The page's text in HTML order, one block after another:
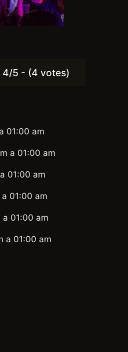
4/5 - (4 votes)
01:00 am
a 01:00 am
01:00 am
01:00 am
01:00 am
a 01:00 am